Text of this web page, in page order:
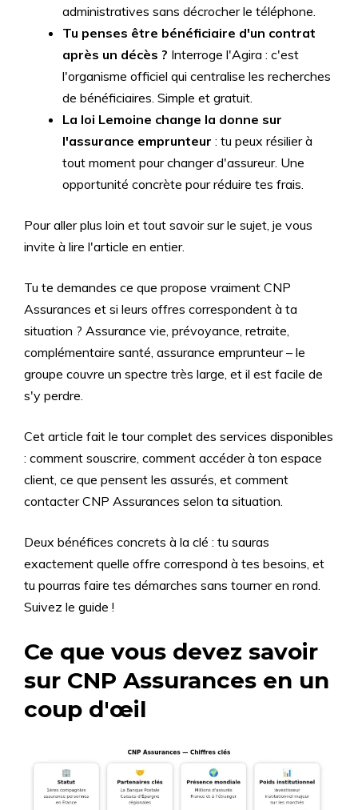
administratives sans décrocher le téléphone.
Tu penses être bénéficiaire d'un contrat
après un décès ? Interroge l'Agira : c'est
l'organisme officiel qui centralise les recherches
de bénéficiaires. Simple et gratuit.
La loi Lemoine change la donne sur
l'assurance emprunteur : tu peux résilier à
tout moment pour changer d'assureur. Une
opportunité concrète pour réduire tes frais.
Pour aller plus loin et tout savoir sur le sujet, je vous
invite à lire l'article en entier.
Tu te demandes ce que propose vraiment CNP
Assurances et si leurs offres correspondent à ta
situation ? Assurance vie, prévoyance, retraite,
complémentaire santé, assurance emprunteur – le
groupe couvre un spectre très large, et il est facile de
s'y perdre.
Cet article fait le tour complet des services disponibles
: comment souscrire, comment accéder à ton espace
client, ce que pensent les assurés, et comment
contacter CNP Assurances selon ta situation.
Deux bénéfices concrets à la clé : tu sauras
exactement quelle offre correspond à tes besoins, et
tu pourras faire tes démarches sans tourner en rond.
Suivez le guide !
Ce que vous devez savoir
sur CNP Assurances en un
coup d'œil